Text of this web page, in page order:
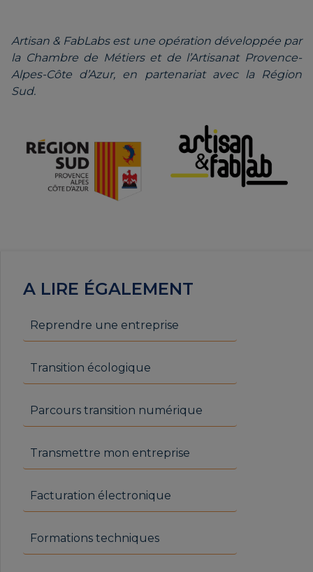
Artisan & FabLabs est une opération développée par
la Chambre de Métiers et de l’Artisanat Provence-
Alpes-Côte d’Azur, en partenariat avec la Région
Sud.
A LIRE ÉGALEMENT
Reprendre une entreprise
Transition écologique
Parcours transition numérique
Transmettre mon entreprise
Facturation électronique
Formations techniques